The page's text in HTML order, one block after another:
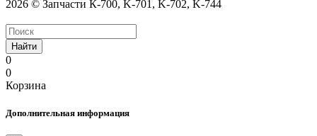
2026 © Запчасти К-700, K-701, K-702, K-744
Найти
0
0
Корзина
Дополнительная информация